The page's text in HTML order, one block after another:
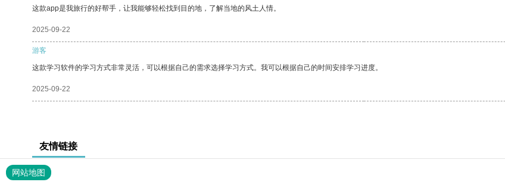
这款app是我旅行的好帮手，让我能够轻松找到目的地，了解当地的风土人情。
2025-09-22
游客
这款学习软件的学习方式非常灵活，可以根据自己的需求选择学习方式。我可以根据自己的时间安排学习进度。
2025-09-22
友情链接
网站地图